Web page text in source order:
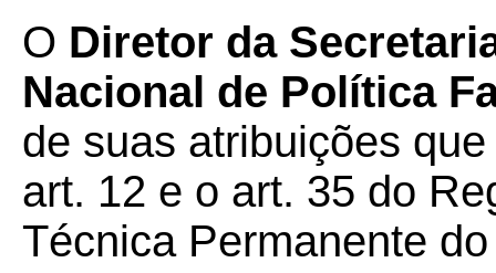
O Diretor da
Nacional de Política
de suas atribuições
art. 12 e o art. 35 do
Técnica Permanente